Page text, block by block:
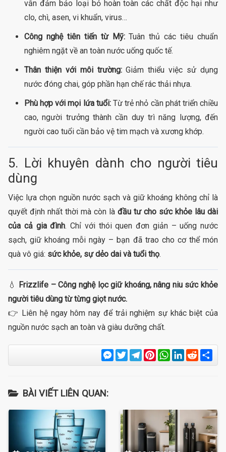
vẫn đảm bảo loại bỏ hoàn toàn các chất độc hại như
clo, chì, asen, vi khuẩn, virus…
Công nghệ tiên tiến từ Mỹ:Tuân thủ các tiêu chuẩn
nghiêm ngặt về an toàn nước uống quốc tế.
Thân thiện với môi trường:Giảm thiểu việc sử dụng
nước đóng chai, góp phần hạn chế rác thải nhựa.
Phù hợp với mọi lứa tuổi:Từ trẻ nhỏ cần phát triển chiều
cao, người trưởng thành cần duy trì năng lượng, đến
người cao tuổi cần bảo vệ tim mạch và xương khớp.
5. Lời khuyên dành cho người tiêu
dùng
Việc lựa chọn nguồn nước sạch và giữ khoáng không chỉ là
quyết định nhất thời mà còn là đầu tư cho sức khỏe lâu dài
của cả gia đình. Chỉ với thói quen đơn giản – uống nước
sạch, giữ khoáng mỗi ngày – bạn đã trao cho cơ thể món
quà vô giá: sức khỏe, sự dẻo dai và tuổi thọ.
💧 Frizzlife – Công nghệ lọc giữ khoáng, nâng niu sức khỏe
người tiêu dùng từ từng giọt nước.
👉 Liên hệ ngay hôm nay để trải nghiệm sự khác biệt của
nguồn nước sạch an toàn và giàu dưỡng chất.
Messenger
TwitterTelegram
Pinterest
WhatsApp
LinkedIn
Reddit
BÀI VIẾT LIÊN QUAN: